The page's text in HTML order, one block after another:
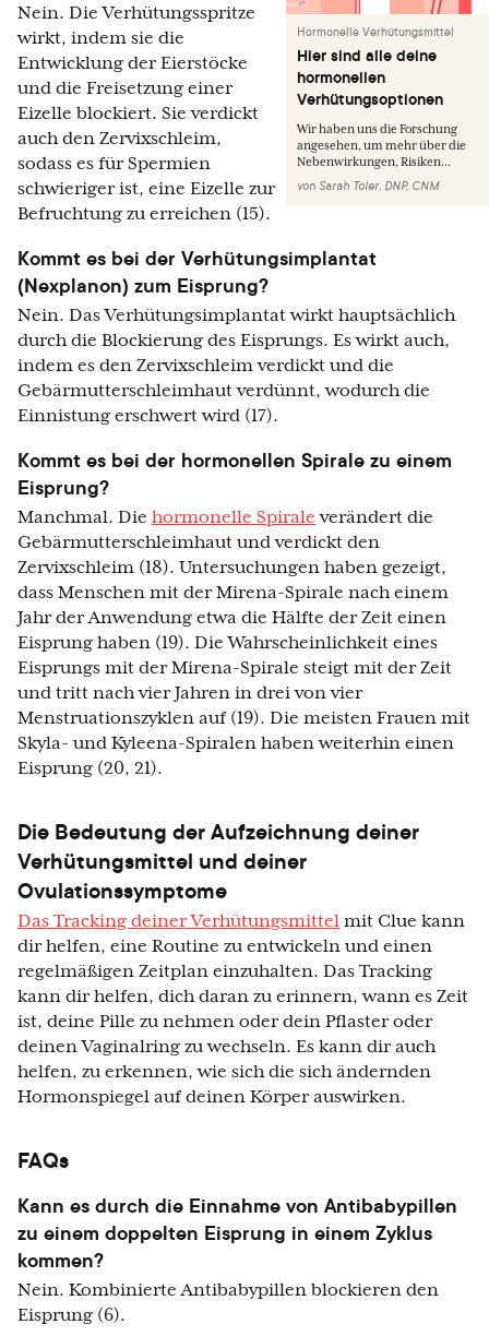
Hormonelle Verhütungsmittel
Hier sind alle deine
hormonellen
Verhütungsoptionen
Wir haben uns die Forschung
angesehen, um mehr über die
Nebenwirkungen, Risiken...
von Sarah Toler, DNP, CNM
Nein. Die Verhütungsspritze
wirkt, indem sie die
Entwicklung der Eierstöcke
und die Freisetzung einer
Eizelle blockiert. Sie verdickt
auch den Zervixschleim,
sodass es für Spermien
schwieriger ist, eine Eizelle zur
Befruchtung zu erreichen (15).
Kommt es bei der Verhütungsimplantat
(Nexplanon) zum Eisprung?
Nein. Das Verhütungsimplantat wirkt hauptsächlich
durch die Blockierung des Eisprungs. Es wirkt auch,
indem es den Zervixschleim verdickt und die
Gebärmutterschleimhaut verdünnt, wodurch die
Einnistung erschwert wird (17).
Kommt es bei der hormonellen Spirale zu einem
Eisprung?
Manchmal. Die hormonelle Spirale verändert die
Gebärmutterschleimhaut und verdickt den
Zervixschleim (18). Untersuchungen haben gezeigt,
dass Menschen mit der Mirena-Spirale nach einem
Jahr der Anwendung etwa die Hälfte der Zeit einen
Eisprung haben (19). Die Wahrscheinlichkeit eines
Eisprungs mit der Mirena-Spirale steigt mit der Zeit
und tritt nach vier Jahren in drei von vier
Menstruationszyklen auf (19). Die meisten Frauen mit
Skyla- und Kyleena-Spiralen haben weiterhin einen
Eisprung (20, 21).
Die Bedeutung der Aufzeichnung deiner
Verhütungsmittel und deiner
Ovulationssymptome
Das Tracking deiner Verhütungsmittel mit Clue kann
dir helfen, eine Routine zu entwickeln und einen
regelmäßigen Zeitplan einzuhalten. Das Tracking
kann dir helfen, dich daran zu erinnern, wann es Zeit
ist, deine Pille zu nehmen oder dein Pflaster oder
deinen Vaginalring zu wechseln. Es kann dir auch
helfen, zu erkennen, wie sich die sich ändernden
Hormonspiegel auf deinen Körper auswirken.
FAQs
Kann es durch die Einnahme von Antibabypillen
zu einem doppelten Eisprung in einem Zyklus
kommen?
Nein. Kombinierte Antibabypillen blockieren den
Eisprung (6).